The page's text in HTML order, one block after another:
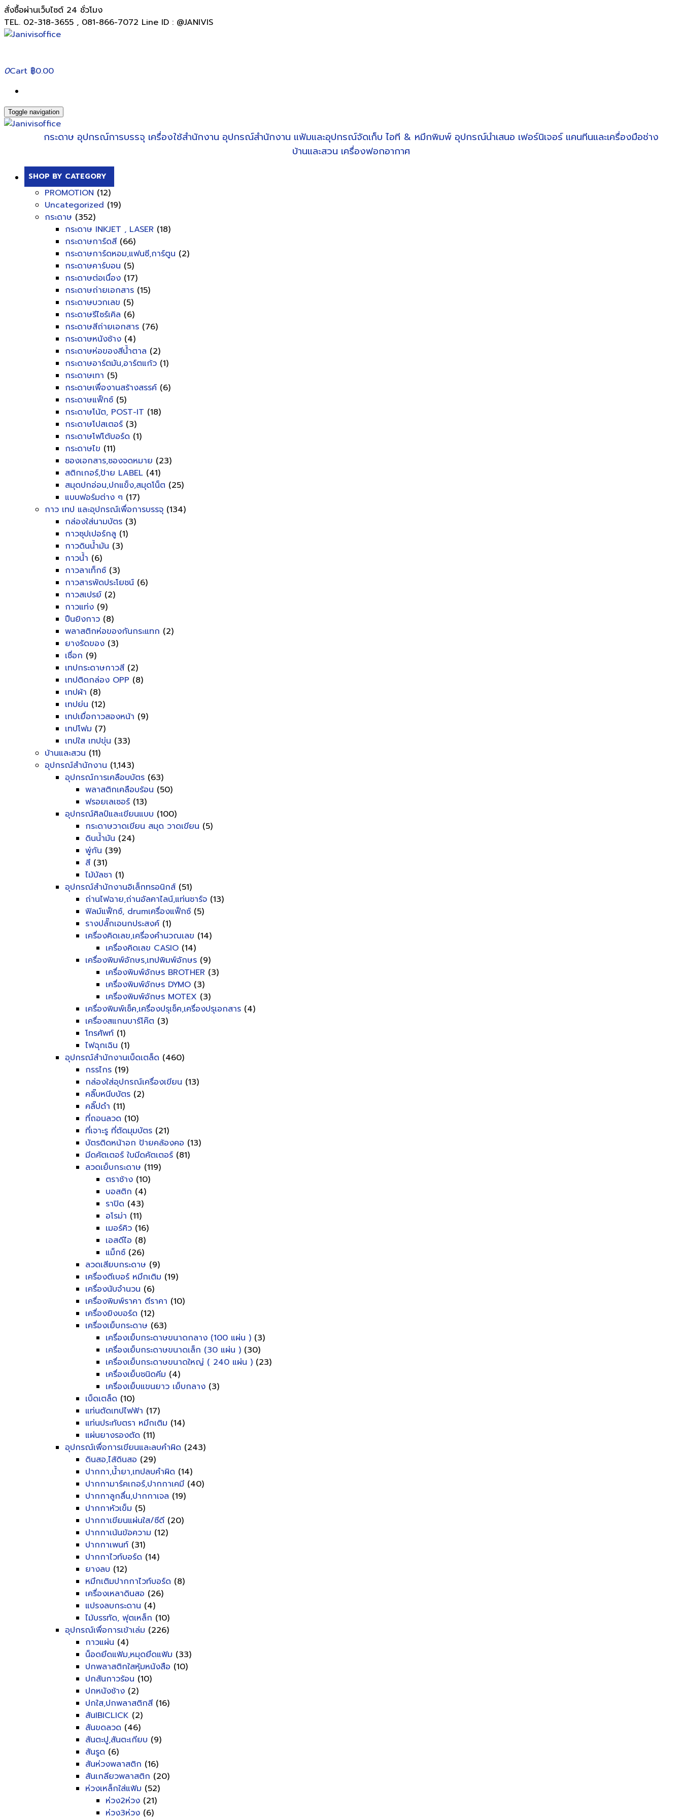
สั่งซื้อผ่านเว็บไซต์ 24 ชั่วโมง
TEL. 02-318-3655 , 081-866-7072 Line ID : @JANIVIS
0Cart ฿0.00
Toggle navigation
กระดาษ อุปกรณ์การบรรจุ เครื่องใช้สำนักงาน อุปกรณ์สำนักงาน แฟ้มและอุปกรณ์จัดเก็บ ไอที & หมึกพิมพ์ อุปกรณ์นำเสนอ เฟอร์นิเจอร์ แคนทีนและเครื่องมือช่าง
บ้านและสวน เครื่องฟอกอากาศ
SHOP BY CATEGORY
PROMOTION (12)
Uncategorized (19)
กระดาษ (352)
กระดาษ INKJET , LASER (18)
กระดาษการ์ดสี (66)
กระดาษการ์ดหอม,แฟนซี,การ์ตูน (2)
กระดาษคาร์บอน (5)
กระดาษต่อเนื่อง (17)
กระดาษถ่ายเอกสาร (15)
กระดาษบวกเลข (5)
กระดาษรีไซร์เคิล (6)
กระดาษสีถ่ายเอกสาร (76)
กระดาษหนังช้าง (4)
กระดาษห่อของสีน้ำตาล (2)
กระดาษอาร์ตมัน,อาร์ตแก้ว (1)
กระดาษเทา (5)
กระดาษเพื่องานสร้างสรรค์ (6)
กระดาษแฟ็กซ์ (5)
กระดาษโน้ต, POST-IT (18)
กระดาษโปสเตอร์ (3)
กระดาษโฟโต้บอร์ด (1)
กระดาษไข (11)
ซองเอกสาร,ซองจดหมาย (23)
สติกเกอร์,ป้าย LABEL (41)
สมุดปกอ่อน,ปกแข็ง,สมุดโน็ต (25)
แบบฟอร์มต่าง ๆ (17)
กาว เทป และอุปกรณ์เพื่อการบรรจุ (134)
กล่องใส่นามบัตร (3)
กาวซุปเปอร์กลู (1)
กาวดินน้ำมัน (3)
กาวน้ำ (6)
กาวลาเท็กซ์ (3)
กาวสารพัดประโยชน์ (6)
กาวสเปรย์ (2)
กาวแท่ง (9)
ปืนยิงกาว (8)
พลาสติกห่อของกันกระแทก (2)
ยางรัดของ (3)
เชื่อก (9)
เทปกระดาษกาวสี (2)
เทปติดกล่อง OPP (8)
เทปผ้า (8)
เทปย่น (12)
เทปเยื่อกาวสองหน้า (9)
เทปโฟม (7)
เทปใส เทปขุ่น (33)
บ้านและสวน (11)
อุปกรณ์สำนักงาน (1,143)
อุปกรณ์การเคลือบบัตร (63)
พลาสติกเคลือบร้อน (50)
ฟรอยเลเซอร์ (13)
อุปกรณ์ศิลป์และเขียนแบบ (100)
กระดาษวาดเขียน สมุด วาดเขียน (5)
ดินน้ำมัน (24)
พู่กัน (39)
สี (31)
ไม้บัลชา (1)
อุปกรณ์สำนักงานอิเล็กทรอนิกส์ (51)
ถ่านไฟฉาย,ถ่านอัลคาไลน์,แท่นชาร์จ (13)
ฟิลม์แฟ็กซ์, drumเครื่องแฟ็กซ์ (5)
รางปลั๊กเอนกประสงค์ (1)
เครื่องคิดเลข,เครื่องคำนวณเลข (14)
เครื่องคิดเลข CASIO (14)
เครื่องพิมพ์อักษร,เทปพิมพ์อักษร (9)
เครื่องพิมพ์อักษร BROTHER (3)
เครื่องพิมพ์อักษร DYMO (3)
เครื่องพิมพ์อักษร MOTEX (3)
เครื่องพิมพ์เช็ค,เครื่องปรุเช็ค,เครื่องปรุเอกสาร (4)
เครื่องสแกนบาร์โค๊ต (3)
โทรศัพท์ (1)
ไฟฉุกเฉิน (1)
อุปกรณ์สำนักงานเบ็ดเตล็ด (460)
กรรไกร (19)
กล่องใส่อุปกรณ์เครื่องเขียน (13)
คลิ๊บหนีบบัตร (2)
คลิ๊ปดำ (11)
ที่ถอนลวด (10)
ที่เจาะรู ที่ตัดมุมบัตร (21)
บัตรติดหน้าอก ป้ายคล้องคอ (13)
มีดคัตเตอร์ ใบมีดคัตเตอร์ (81)
ลวดเย็บกระดาษ (119)
ตราช้าง (10)
บอสติก (4)
ราปิด (43)
อโรม่า (11)
เมอร์คิว (16)
เอสดีไอ (8)
แม็กซ์ (26)
ลวดเสียบกระดาษ (9)
เครื่องตีเบอร์ หมึกเติม (19)
เครื่องนับจำนวน (6)
เครื่องพิมพ์ราคา ตีราคา (10)
เครื่องยิงบอร์ด (12)
เครื่องเย็บกระดาษ (63)
เครื่องเย็บกระดาษขนาดกลาง (100 แผ่น ) (3)
เครื่องเย็บกระดาษขนาดเล็ก (30 แผ่น ) (30)
เครื่องเย็บกระดาษขนาดใหญ่ ( 240 แผ่น ) (23)
เครื่องเย็บชนิดคีม (4)
เครื่องเย็บแขนยาว เย็บกลาง (3)
เบ็ดเตล็ด (10)
แท่นตัดเทปไฟฟ้า (17)
แท่นประทับตรา หมึกเติม (14)
แผ่นยางรองตัด (11)
อุปกรณ์เพื่อการเขียนและลบคำผิด (243)
ดินสอ,ไส้ดินสอ (29)
ปากกา,น้ำยา,เทปลบคำผิด (14)
ปากกามาร์คเกอร์,ปากกาเคมี (40)
ปากกาลูกลื่น,ปากกาเจล (19)
ปากกาหัวเข็ม (5)
ปากกาเขียนแผ่นใส/ซีดี (20)
ปากกาเน้นข้อความ (12)
ปากกาเพนท์ (31)
ปากกาไวท์บอร์ด (14)
ยางลบ (12)
หมึกเติมปากกาไวท์บอร์ด (8)
เครื่องเหลาดินสอ (26)
แปรงลบกระดาน (4)
ไม้บรรทัด, ฟุตเหล็ก (10)
อุปกรณ์เพื่อการเข้าเล่ม (226)
กาวแผ่น (4)
น็อดยึดแฟ้ม,หมุดยึดแฟ้ม (33)
ปกพลาสติกใสหุ้มหนังสือ (10)
ปกสันกาวร้อน (10)
ปกหนังช้าง (2)
ปกใส,ปกพลาสติกสี (16)
สันIBICLICK (2)
สันขดลวด (46)
สันตะปู,สันตะเกียบ (9)
สันรูด (6)
สันห่วงพลาสติก (16)
สันเกลียวพลาสติก (20)
ห่วงเหล็กใส่แฟ้ม (52)
ห่วง2ห่วง (21)
ห่วง3ห่วง (6)